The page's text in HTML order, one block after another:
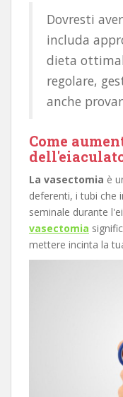
Dovresti
includa
dieta
regolare,
anche
Come
La vasectomia è
deferenti, i tubi che
seminale durante
vasectomia
mettere incinta la